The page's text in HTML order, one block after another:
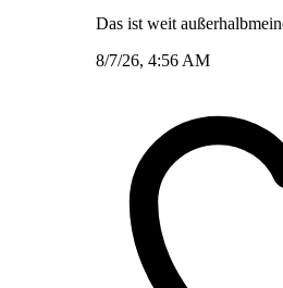
Das ist weit
8/7/26, 4:56 AM